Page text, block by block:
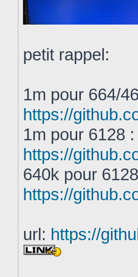
petit rappel:
1m pour 664/
https://
1m pour 6128
https://
640k pour
https://
url: https://